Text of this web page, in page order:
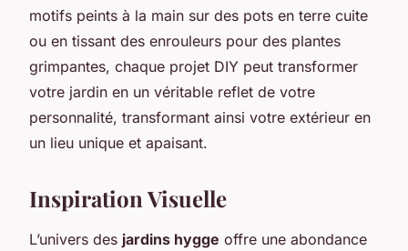
motifs peints à la main sur des pots en terre cuite
ou en tissant des enrouleurs pour des plantes
grimpantes, chaque projet DIY peut transformer
votre jardin en un véritable reflet de votre
personnalité, transformant ainsi votre extérieur en
un lieu unique et apaisant.
Inspiration Visuelle
L’univers des jardins hygge offre une abondance